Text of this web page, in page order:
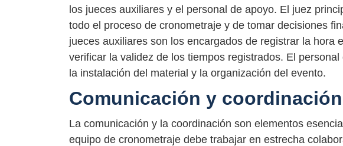
los jueces auxiliares y el personal de apoyo. El juez
todo el proceso de cronometraje y de tomar decisiones
jueces auxiliares son los encargados de registrar la hora
verificar la validez de los tiempos registrados. El
la instalación del material y la organización del evento.
Comunicación y coordinación
La comunicación y la coordinación son elementos
equipo de cronometraje debe trabajar en estrecha